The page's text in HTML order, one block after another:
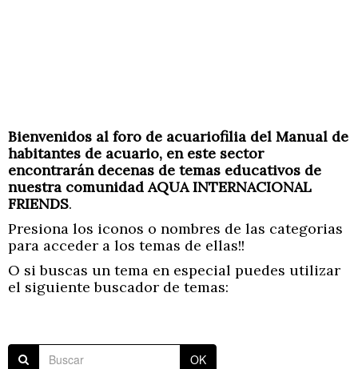
Bienvenidos al foro de acuariofilia del Manual de
habitantes de acuario, en este sector
encontrarán decenas de temas educativos de
nuestra comunidad AQUA INTERNACIONAL
FRIENDS.
Presiona los iconos o nombres de las categorias
para acceder a los temas de ellas!!
O si buscas un tema en especial puedes utilizar
el siguiente buscador de temas:
OK